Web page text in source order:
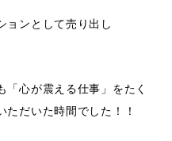
ョンとして売り出し
「心が震える仕事」をたく
ただいた時間でした！！